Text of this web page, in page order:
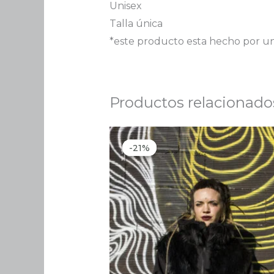
Unisex
Talla única
*este producto esta hecho por
Productos
-21%
-21%
El
precio
original
era:
221.00 €.
El
precio
actual
es:
175.00 €.